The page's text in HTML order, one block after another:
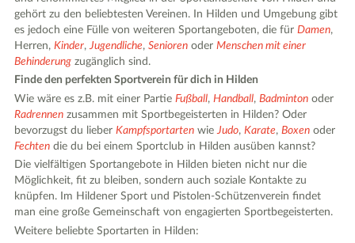
gehört zu den beliebtesten Vereinen. In Hilden und Umgebung gibt
es jedoch eine Fülle von weiteren Sportangeboten, die fürDamen,
Herren,Kinder,Jugendliche,Senioren oderMenschen mit einer
Behinderung zugänglich sind.
Finde den perfekten Sportverein für dich in Hilden
Wie wäre es z.B. mit einer PartieFußball,Handball,Badminton oder
Radrennen zusammen mit Sportbegeisterten in Hilden? Oder
bevorzugst du lieberKampfsportarten wieJudo,Karate,Boxen oder
Fechten die du bei einem Sportclub in Hilden ausüben kannst?
Die vielfältigen Sportangebote in Hilden bieten nicht nur die
Möglichkeit, fit zu bleiben, sondern auch soziale Kontakte zu
knüpfen. Im Hildener Sport und Pistolen-Schützenverein findet
man eine große Gemeinschaft von engagierten Sportbegeisterten.
Weitere beliebte Sportarten in Hilden: